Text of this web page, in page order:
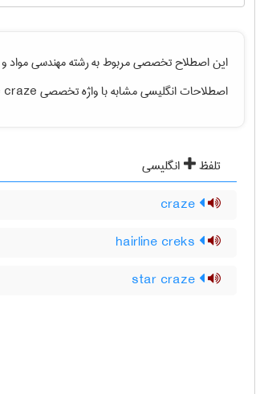
این اصطلاح تخصصی مربوط به رشتهمهندسی مواد و
اصطلاحات انگلیسی مشابه با واژه تخصصیcraze
تلفظ انگلیسی